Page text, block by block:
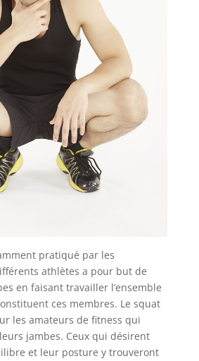
pratiqué par les
athlètes a pour but de
en faisant travailler l’ensemble
ces membres. Le squat
les amateurs de fitness qui
jambes. Ceux qui désirent
et leur posture y trouveront